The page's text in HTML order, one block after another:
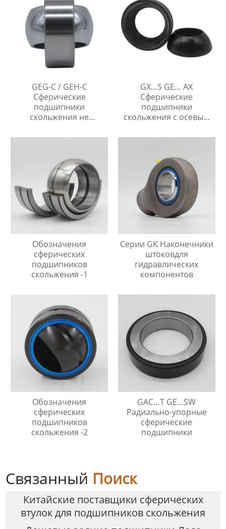
GEG-C / GEH-C
Сферические
подшипники
скольжения не
технического
GX…S GE… AX
Сферические
подшипники
скольжения с осевым
Обозначения
сферических
подшипников
скольжения -1
Серии GK Наконечники
штоковдля
гидравлических
компонентов
Обозначения
сферических
подшипников
скольжения -2
GAC…T GE…SW
Радиально-упорные
сферические
подшипники
Связанный Поиск
Китайские поставщики сферических
втулок для подшипников скольжения